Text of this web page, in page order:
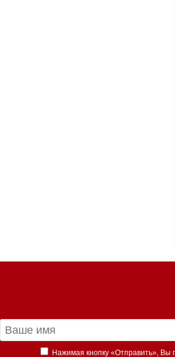
Нажимая кнопку «Отправить», Вы